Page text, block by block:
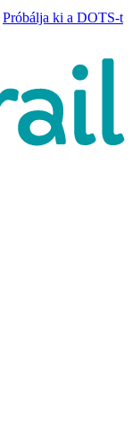
Próbálja ki a DOTS-t